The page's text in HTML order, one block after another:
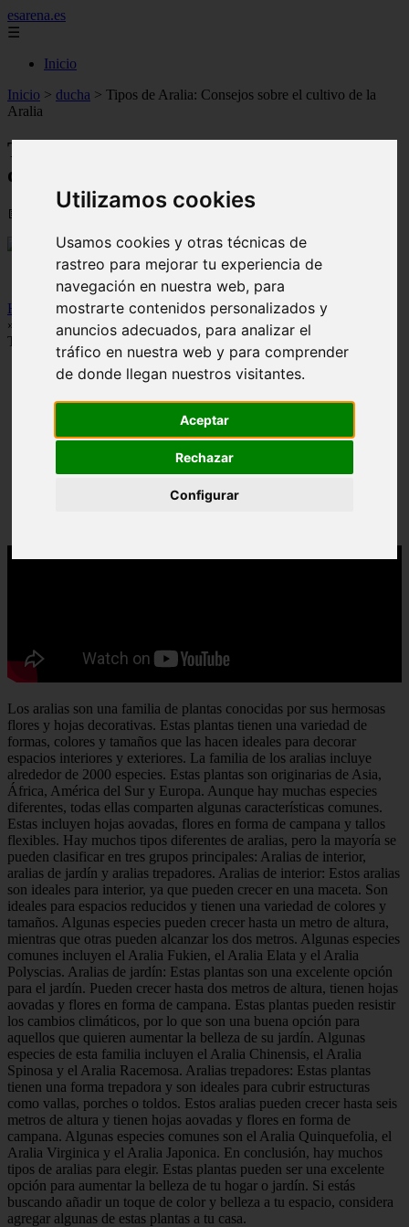
Utilizamos cookies
Usamos cookies y otras técnicas de
rastreo para mejorar tu experiencia de
navegación en nuestra web, para
mostrarte contenidos personalizados y
anuncios adecuados, para analizar el
tráfico en nuestra web y para comprender
de donde llegan nuestros visitantes.
Aceptar
Rechazar
Configurar
esarena.es
☰
Inicio
Inicio > ducha > Tipos de Aralia: Consejos sobre el cultivo de la
Aralia
Tipos de Aralia: Consejos sobre el cultivo
de la Aralia
📅 01/08/2025
Home
»
Tipos de Aralia: Consejos sobre el cultivo de la Aralia
Los aralias son una familia de plantas conocidas por sus hermosas
flores y hojas decorativas. Estas plantas tienen una variedad de
formas, colores y tamaños que las hacen ideales para decorar
espacios interiores y exteriores. La familia de los aralias incluye
alrededor de 2000 especies. Estas plantas son originarias de Asia,
África, América del Sur y Europa. Aunque hay muchas especies
diferentes, todas ellas comparten algunas características comunes.
Estas incluyen hojas aovadas, flores en forma de campana y tallos
flexibles. Hay muchos tipos diferentes de aralias, pero la mayoría se
pueden clasificar en tres grupos principales: Aralias de interior,
aralias de jardín y aralias trepadores. Aralias de interior: Estos aralias
son ideales para interior, ya que pueden crecer en una maceta. Son
ideales para espacios reducidos y tienen una variedad de colores y
tamaños. Algunas especies pueden crecer hasta un metro de altura,
mientras que otras pueden alcanzar los dos metros. Algunas especies
comunes incluyen el Aralia Fukien, el Aralia Elata y el Aralia
Polyscias. Aralias de jardín: Estas plantas son una excelente opción
para el jardín. Pueden crecer hasta dos metros de altura, tienen hojas
aovadas y flores en forma de campana. Estas plantas pueden resistir
los cambios climáticos, por lo que son una buena opción para
aquellos que quieren aumentar la belleza de su jardín. Algunas
especies de esta familia incluyen el Aralia Chinensis, el Aralia
Spinosa y el Aralia Racemosa. Aralias trepadores: Estas plantas
tienen una forma trepadora y son ideales para cubrir estructuras
como vallas, porches o toldos. Estos aralias pueden crecer hasta seis
metros de altura y tienen hojas aovadas y flores en forma de
campana. Algunas especies comunes son el Aralia Quinquefolia, el
Aralia Virginica y el Aralia Japonica. En conclusión, hay muchos
tipos de aralias para elegir. Estas plantas pueden ser una excelente
opción para aumentar la belleza de tu hogar o jardín. Si estás
buscando añadir un toque de color y belleza a tu espacio, considera
agregar algunas de estas plantas a tu casa.